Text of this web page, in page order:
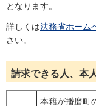
となります。
詳しくは法務省ホーム
さい。
請求できる人、本
本籍が播磨町